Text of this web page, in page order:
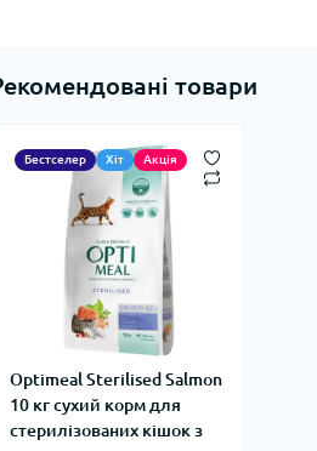
товари
Бестселер Хіт Акція
Optimeal Sterilised Salmon
10 кг сухий корм для
стерилізованих кішок з